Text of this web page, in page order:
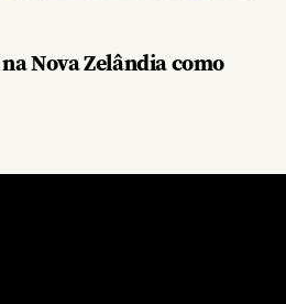
Nova Zelândia como